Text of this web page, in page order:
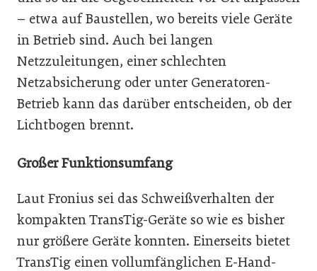
– etwa auf Baustellen, wo bereits viele Geräte
in Betrieb sind. Auch bei langen
Netzzuleitungen, einer schlechten
Netzabsicherung oder unter Generatoren-
Betrieb kann das darüber entscheiden, ob der
Lichtbogen brennt.
Großer Funktionsumfang
Laut Fronius sei das Schweißverhalten der
kompakten TransTig-Geräte so wie es bisher
nur größere Geräte konnten. Einerseits bietet
TransTig einen vollumfänglichen E-Hand-